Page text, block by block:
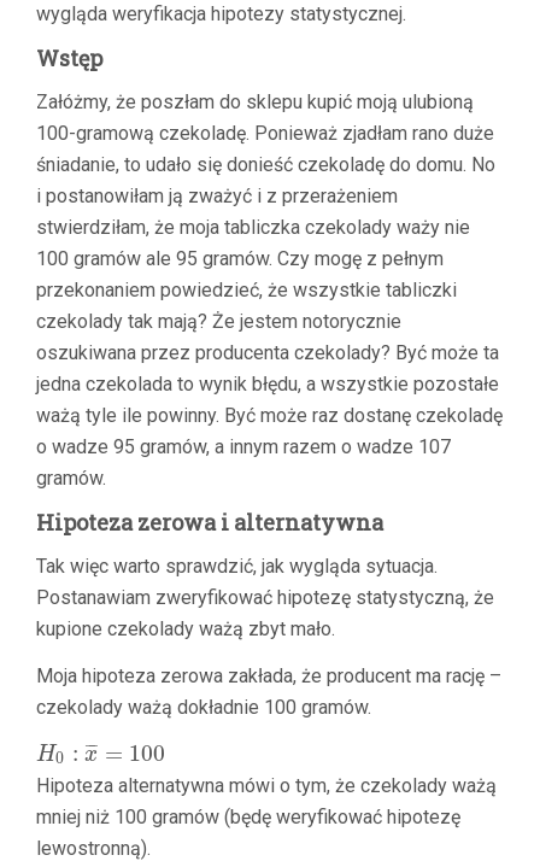
wygląda weryfikacja hipotezy statystycznej.
Wstęp
Załóżmy, że poszłam do sklepu kupić moją ulubioną
100-gramową czekoladę. Ponieważ zjadłam rano duże
śniadanie, to udało się donieść czekoladę do domu. No
i postanowiłam ją zważyć i z przerażeniem
stwierdziłam, że moja tabliczka czekolady waży nie
100 gramów ale 95 gramów. Czy mogę z pełnym
przekonaniem powiedzieć, że wszystkie tabliczki
czekolady tak mają? Że jestem notorycznie
oszukiwana przez producenta czekolady? Być może ta
jedna czekolada to wynik błędu, a wszystkie pozostałe
ważą tyle ile powinny. Być może raz dostanę czekoladę
o wadze 95 gramów, a innym razem o wadze 107
gramów.
Hipoteza zerowa i alternatywna
Tak więc warto sprawdzić, jak wygląda sytuacja.
Postanawiam zweryfikować hipotezę statystyczną, że
kupione czekolady ważą zbyt mało.
Moja hipoteza zerowa zakłada, że producent ma rację –
czekolady ważą dokładnie 100 gramów.
H0 : x
¯¯
¯ = 100
Hipoteza alternatywna mówi o tym, że czekolady ważą
mniej niż 100 gramów (będę weryfikować hipotezę
lewostronną).